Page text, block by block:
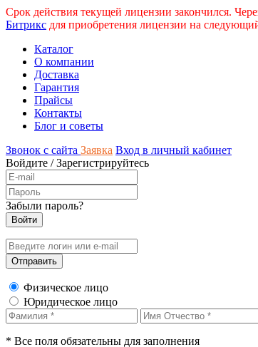
Срок действия текущей лицензии закончился.
Битрикс для приобретения лицензии на
Каталог
О компании
Доставка
Гарантия
Прайсы
Контакты
Блог и советы
Звонок с сайта Заявка Вход в личный кабинет
Войдите /Зарегистрируйтесь
Забыли пароль?
Физическое лицо
Юридическое лицо
* Все поля обязательны для заполнения